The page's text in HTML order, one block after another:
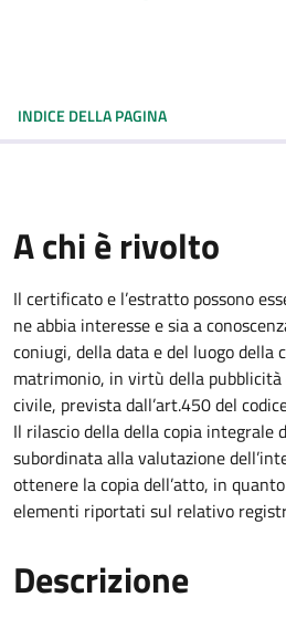
INDICE DELLA PAGINA
A chi è rivolto
Il certificato e l’estratto possono
ne abbia interesse e sia a
coniugi, della data e del luogo della
matrimonio, in virtù della
civile, prevista dall’art.450 del
Il rilascio della della copia integrale
subordinata alla valutazione
ottenere la copia dell’atto, in
elementi riportati sul relativo
Descrizione